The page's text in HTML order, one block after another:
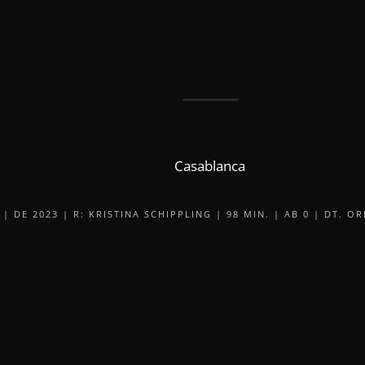
Casablanca
| DE 2023 | R: KRISTINA SCHIPPLING | 98 MIN. | AB 0 | DT.